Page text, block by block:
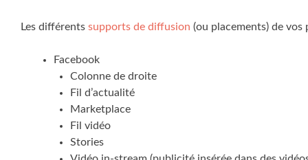
Les différents supports de diffusion (ou placements) de
Facebook
Colonne de droite
Fil d’actualité
Marketplace
Fil vidéo
Stories